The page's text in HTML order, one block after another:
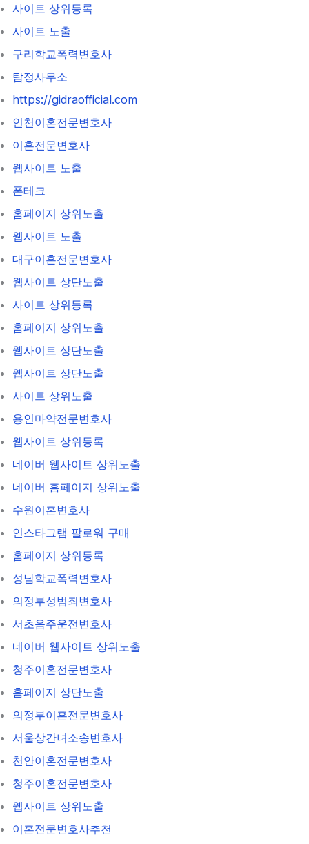
사이트 상위등록
사이트 노출
구리학교폭력변호사
탐정사무소
https://gidraofficial.com
인천이혼전문변호사
이혼전문변호사
웹사이트 노출
폰테크
홈페이지 상위노출
웹사이트 노출
대구이혼전문변호사
웹사이트 상단노출
사이트 상위등록
홈페이지 상위노출
웹사이트 상단노출
웹사이트 상단노출
사이트 상위노출
용인마약전문변호사
웹사이트 상위등록
네이버 웹사이트 상위노출
네이버 홈페이지 상위노출
수원이혼변호사
인스타그램 팔로워 구매
홈페이지 상위등록
성남학교폭력변호사
의정부성범죄변호사
서초음주운전변호사
네이버 웹사이트 상위노출
청주이혼전문변호사
홈페이지 상단노출
의정부이혼전문변호사
서울상간녀소송변호사
천안이혼전문변호사
청주이혼전문변호사
웹사이트 상위노출
이혼전문변호사추천